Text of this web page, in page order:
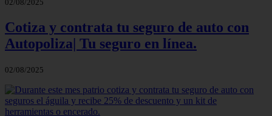
02/08/2025
Cotiza y contrata tu seguro de auto con
Autopoliza| Tu seguro en línea.
02/08/2025